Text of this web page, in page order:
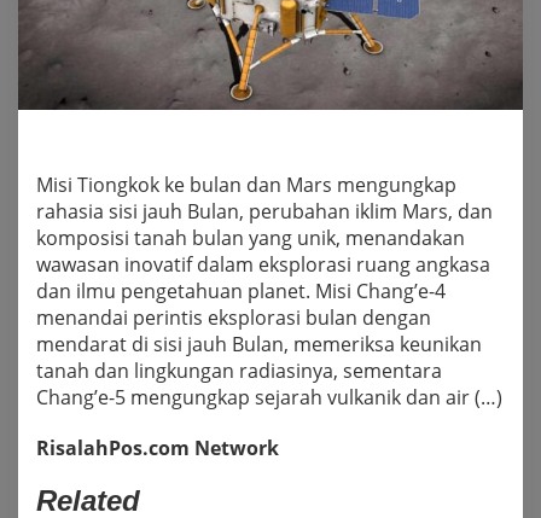
Misi Tiongkok ke bulan dan Mars mengungkap
rahasia sisi jauh Bulan, perubahan iklim Mars, dan
komposisi tanah bulan yang unik, menandakan
wawasan inovatif dalam eksplorasi ruang angkasa
dan ilmu pengetahuan planet. Misi Chang’e-4
menandai perintis eksplorasi bulan dengan
mendarat di sisi jauh Bulan, memeriksa keunikan
tanah dan lingkungan radiasinya, sementara
Chang’e-5 mengungkap sejarah vulkanik dan air (…)
RisalahPos.com Network
Related